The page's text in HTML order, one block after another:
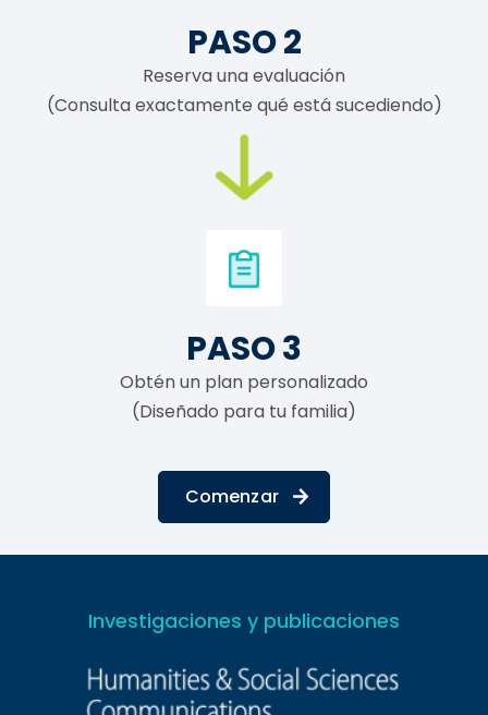
PASO 2
Reserva una evaluación
(Consulta exactamente qué está sucediendo)
PASO 3
Obtén un plan personalizado
(Diseñado para tu familia)
Comenzar
Investigaciones y publicaciones